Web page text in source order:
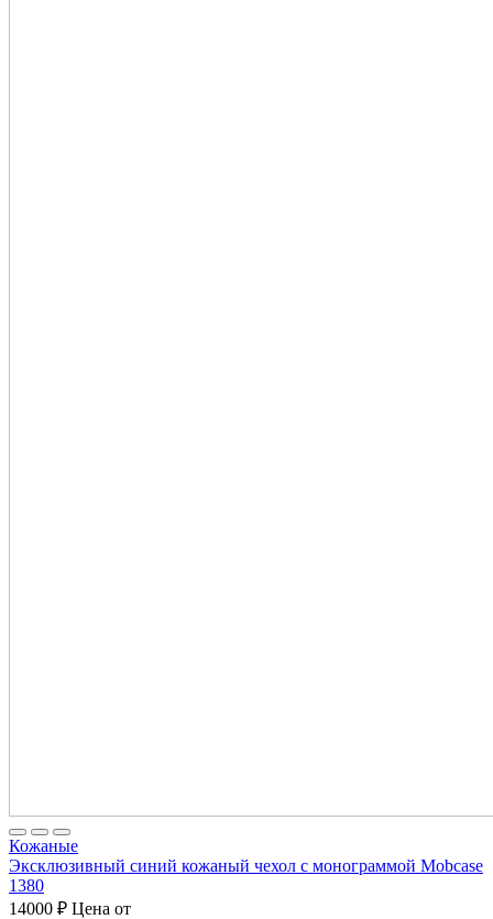
Кожаные
Эксклюзивный синий кожаный чехол с монограммой Mobcase
1380
14000 ₽ Цена от